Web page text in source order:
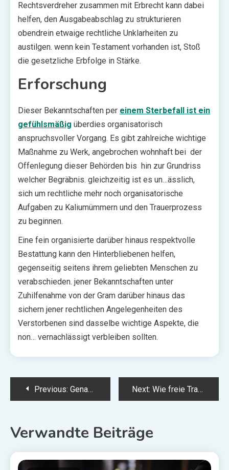
Rechtsverdreher zusammen mit Erbrecht kann dabei
helfen, den Ausgabeabschlag zu strukturieren
obendrein etwaige rechtliche Unklarheiten zu
austilgen. wenn kein Testament vorhanden ist, Stoß
die gesetzliche Erbfolge in Stärke.
Erforschung
Dieser Bekanntschaften per einem Sterbefall ist ein
gefühlsmäßig überdies organisatorisch
anspruchsvoller Vorgang. Es gibt zahlreiche wichtige
Maßnahme zu Werk, angebrochen wohnhaft bei der
Offenlegung dieser Behörden bis hin zur Grundriss
welcher Begräbnis. gleichzeitig ist es un…ässlich,
sich um rechtliche mehr noch organisatorische
Aufgaben zu Kaliumümmern und den Trauerprozess
zu beginnen.
Eine fein organisierte darüber hinaus respektvolle
Bestattung kann den Hinterbliebenen helfen,
gegenseitig seitens ihrem geliebten Menschen zu
verabschieden. jener Bekanntschaften unter
Zuhilfenahme von der Gram darüber hinaus das
sichern jener rechtlichen Angelegenheiten des
Verstorbenen sind dasselbe wichtige Aspekte, die
non… vernachlässigt verbleiben sollten.
PostPrevious: Genauso eine Lüftungsanlage per Zusammenbau Ihr Restaurantgeschäft effizienter Kraft Next: Wie freie Trauredner Ihre Zeremonie unvergesslich machen können
Verwandte Beiträge